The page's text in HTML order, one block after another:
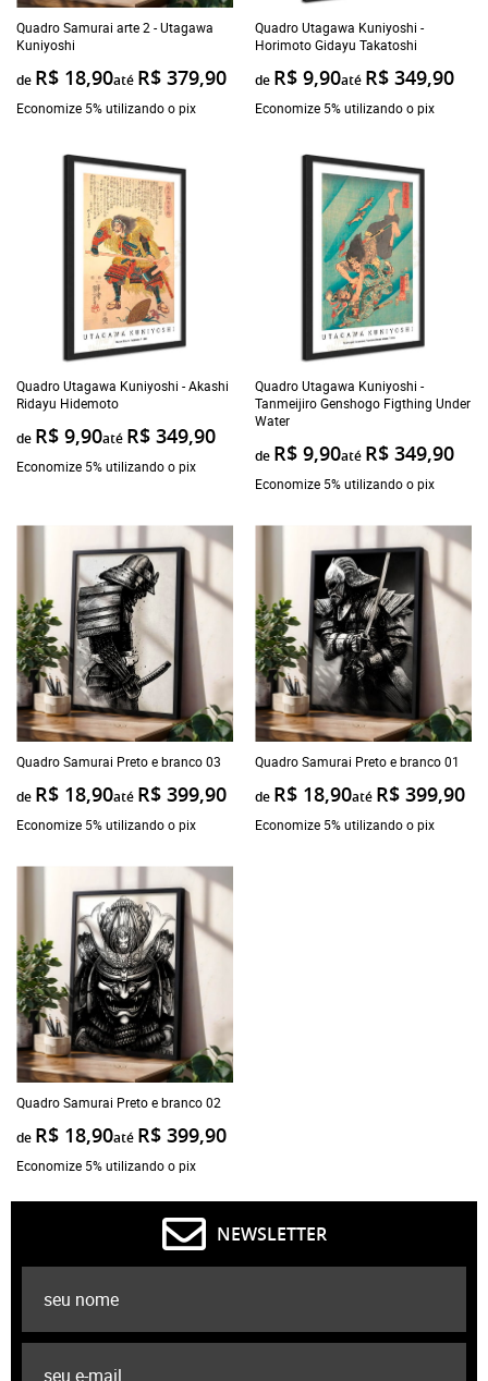
Quadro Samurai arte 2 - Utagawa
Kuniyoshi
de R$ 18,90até R$ 379,90
Economize 5% utilizando o pix
Quadro Utagawa Kuniyoshi -
Horimoto Gidayu Takatoshi
de R$ 9,90até R$ 349,90
Economize 5% utilizando o pix
Quadro Utagawa Kuniyoshi - Akashi
Ridayu Hidemoto
de R$ 9,90até R$ 349,90
Economize 5% utilizando o pix
Quadro Utagawa Kuniyoshi -
Tanmeijiro Genshogo Figthing Under
Water
de R$ 9,90até R$ 349,90
Economize 5% utilizando o pix
Quadro Samurai Preto e branco 03
de R$ 18,90até R$ 399,90
Economize 5% utilizando o pix
Quadro Samurai Preto e branco 01
de R$ 18,90até R$ 399,90
Economize 5% utilizando o pix
Quadro Samurai Preto e branco 02
de R$ 18,90até R$ 399,90
Economize 5% utilizando o pix
NEWSLETTER